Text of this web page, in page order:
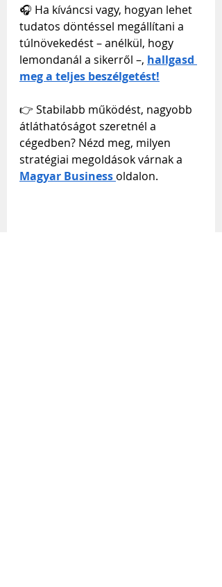
🎧 Ha kíváncsi vagy, hogyan lehet
tudatos döntéssel megállítani a
túlnövekedést – anélkül, hogy
lemondanál a sikerről –, hallgasd
meg a teljes beszélgetést!
👉 Stabilabb működést, nagyobb
átláthatóságot szeretnél a
cégedben? Nézd meg, milyen
stratégiai megoldások várnak a
Magyar Business oldalon.